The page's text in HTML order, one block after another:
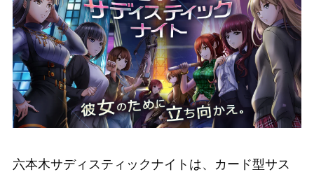
六本木サディスティックナイトは、カード型サス